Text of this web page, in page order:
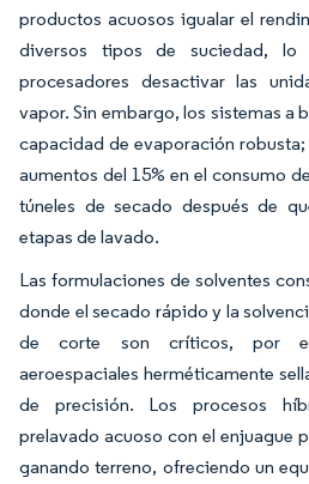
productos acuosos igualar el
diversos tipos de suciedad, lo
procesadores desactivar las
vapor. Sin embargo, los sistemas a
capacidad de evaporación
aumentos del 15% en el consumo
túneles de secado después de
etapas de lavado.
Las formulaciones de solventes
donde el secado rápido y la
de corte son críticos, por
aeroespaciales herméticamente
de precisión. Los procesos
prelavado acuoso con el enjuague
ganando terreno, ofreciendo un